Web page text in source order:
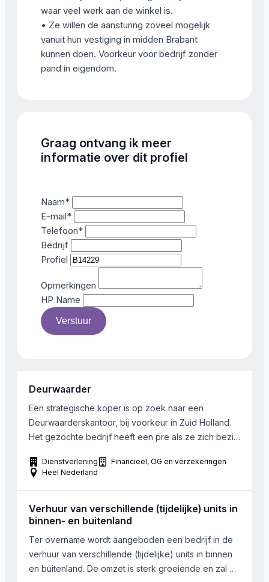
waar veel werk aan de winkel is.
• Ze willen de aansturing zoveel mogelijk
vanuit hun vestiging in midden Brabant
kunnen doen. Voorkeur voor bedrijf zonder
pand in eigendom.
Graag ontvang ik meer
informatie over dit profiel
Naam*
E-mail*
Telefoon*
Bedrijf
Profiel
Opmerkingen
HP Name
Verstuur
Deurwaarder
Een strategische koper is op zoek naar een
Deurwaarderskantoor, bij voorkeur in Zuid Holland.
Het gezochte bedrijf heeft een pre als ze zich bezig
Dienstverlening
Financieel, OG en verzekeringen
Heel Nederland
Verhuur van verschillende (tijdelijke) units in
binnen- en buitenland
Ter overname wordt aangeboden een bedrijf in de
verhuur van verschillende (tijdelijke) units in binnen
en buitenland. De omzet is sterk groeiende en zal dit